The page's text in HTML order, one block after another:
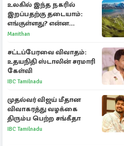
உலகில் இந்த நகரில்
இறப்பதற்கு தடையாம்:
எங்குள்ளது? என்ன
காரணம் தெரியுமா?
Manithan
சட்டப்பேரவை விவாதம்:
உதயநிதி ஸ்டாலின் சரமாரி
கேள்வி
IBC Tamilnadu
முதல்வர் விஜய் மீதான
விவாகரத்து வழக்கை
திரும்ப பெற்ற சங்கீதா
IBC Tamilnadu